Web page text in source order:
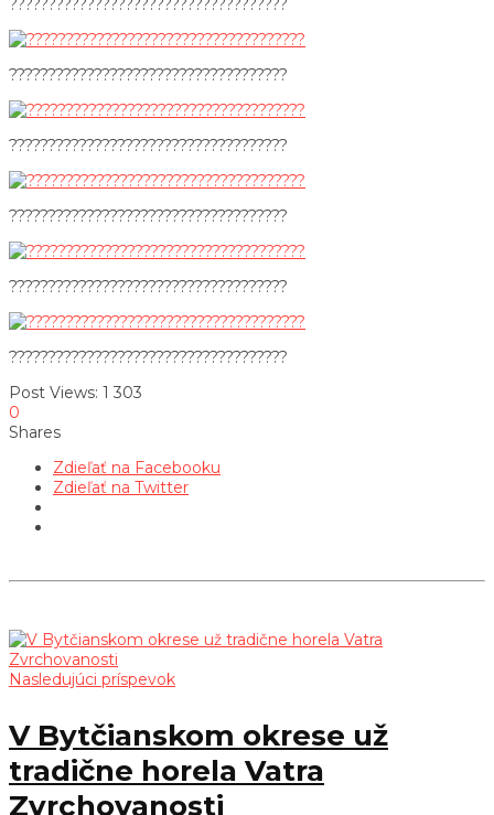
????????????????????????????????????
????????????????????????????????????
????????????????????????????????????
????????????????????????????????????
????????????????????????????????????
Post Views: 1 303
0
Shares
Zdieľať na Facebooku
Zdieľať na Twitter
Nasledujúci príspevok
V Bytčianskom okrese už
tradične horela Vatra
Zvrchovanosti